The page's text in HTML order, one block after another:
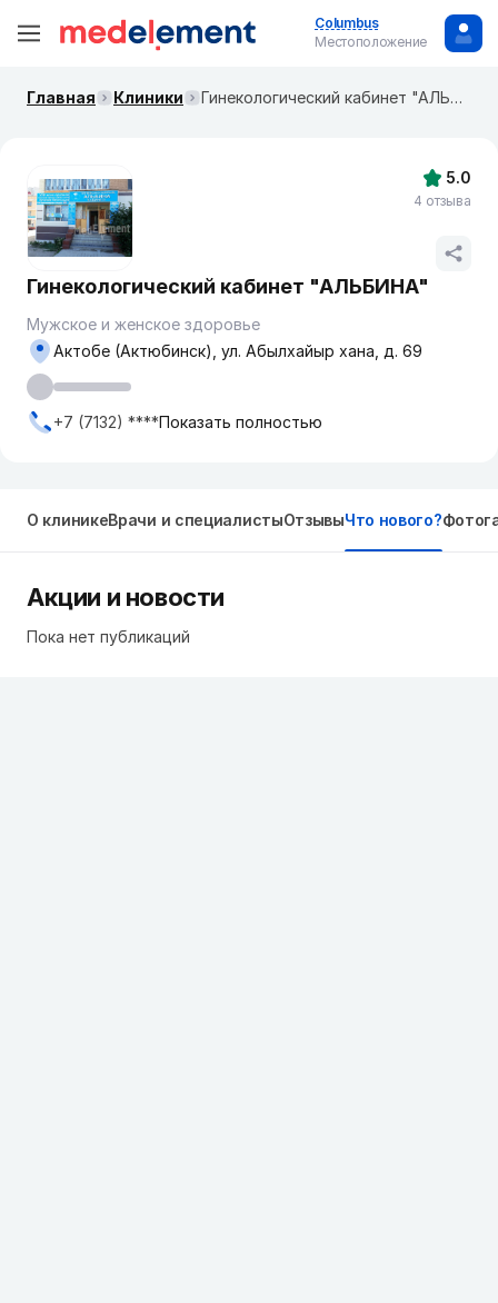
Columbus
Местоположение
Главная Клиники Гинекологический кабинет "АЛЬБИНА"
Гинекологический кабинет "АЛЬБИНА"
Мужское и женское здоровье
Актобе (Актюбинск), ул. Абылхайыр хана, д. 69
+7 (7132) ****Показать полностью
5.0
4 отзыва
О клиникеВрачи и специалистыОтзывыЧто нового?
Акции и новости
Пока нет публикаций